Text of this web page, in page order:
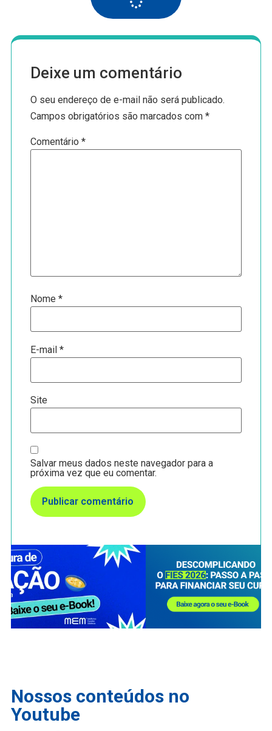
Deixe um comentário
O seu endereço de e-mail não será publicado.
Campos obrigatórios são marcados com*
Comentário*
Nome*
E-mail*
Site
Salvar meus dados neste navegador para a
próxima vez que eu comentar.
Nossos conteúdos no
Youtube